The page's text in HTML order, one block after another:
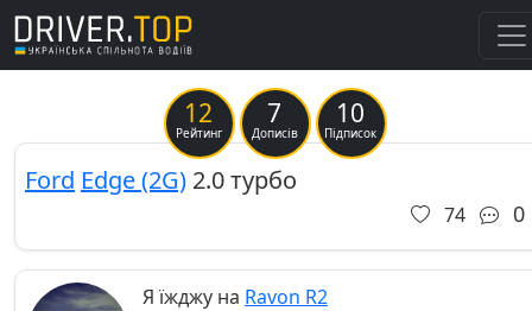
12
Рейтинг
7
Дописів
10
Підписок
Previous
Ford Edge (2G) 2.0 турбо
74 0
Я їжджу на Ravon R2